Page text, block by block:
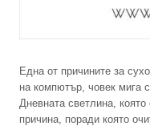
Една от причините за
на компютър, човек мига
Дневната светлина,
причина, поради която